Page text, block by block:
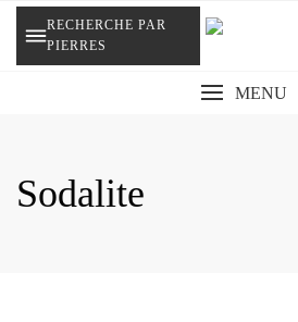
Skip
RECHERCHE PAR
PIERRES
MENU
Sodalite